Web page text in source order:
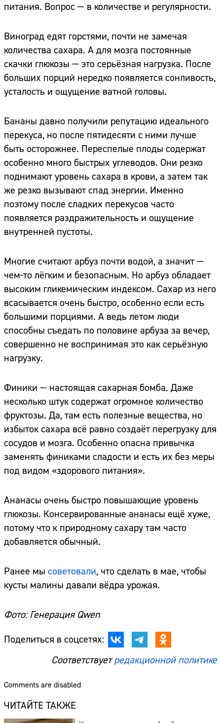
питания. Вопрос — в количестве и регулярности.
Виноград едят горстями, почти не замечая
количества сахара. А для мозга постоянные
скачки глюкозы — это серьёзная нагрузка. После
больших порций нередко появляется сонливость,
усталость и ощущение ватной головы.
Бананы давно получили репутацию идеального
перекуса, но после пятидесяти с ними лучше
быть осторожнее. Переспелые плоды содержат
особенно много быстрых углеводов. Они резко
поднимают уровень сахара в крови, а затем так
же резко вызывают спад энергии. Именно
поэтому после сладких перекусов часто
появляется раздражительность и ощущение
внутренней пустоты.
Многие считают арбуз почти водой, а значит —
чем-то лёгким и безопасным. Но арбуз обладает
высоким гликемическим индексом. Сахар из него
всасывается очень быстро, особенно если есть
большими порциями. А ведь летом люди
способны съедать по половине арбуза за вечер,
совершенно не воспринимая это как серьёзную
нагрузку.
Финики — настоящая сахарная бомба. Даже
несколько штук содержат огромное количество
фруктозы. Да, там есть полезные вещества, но
избыток сахара всё равно создаёт перегрузку для
сосудов и мозга. Особенно опасна привычка
заменять финиками сладости и есть их без меры
под видом «здорового питания».
Ананасы очень быстро повышающие уровень
глюкозы. Консервированные ананасы ещё хуже,
потому что к природному сахару там часто
добавляется обычный.
Ранее мы советовали, что сделать в мае, чтобы
кусты малины давали вёдра урожая.
Фото: Генерация Qwen
Поделиться в соцсетях:
Соответствуетредакционной политике
Comments are disabled
ЧИТАЙТЕ ТАКЖЕ